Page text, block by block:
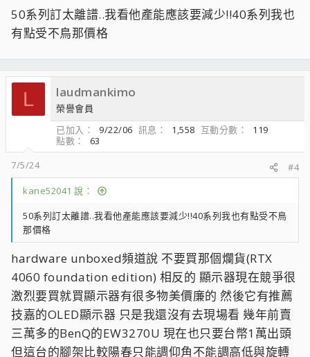
50系列訂太離譜..我看他產能應該要減少!!40系列我也
有點受不鳥那價格
L laudmankimo
榮譽會員
已加入
9/22/06 訊息 1,558 互動分數
119
點數
63
7/5/24
#4
kane52041 說：
50系列訂太離譜..我看他產能應該要減少!!40系列我也有點受不鳥
那價格
hardware unboxed頻道說 不要買那個爛貨(RTX
4060 foundation edition) 相反的 顯示器現在競爭很
激烈要買就買顯示器有很多物美價廉的 然後它有推薦
技嘉的OLED顯示器 只是我還沒有去現場看 幾年前賣
三萬多的BenQ的EW3270U 現在也只要台幣1萬出頭
但這台的腳架比較陽春只能調仰角不能調高低與旋轉